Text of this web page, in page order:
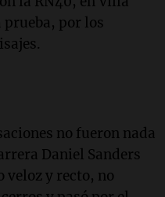
prueba, por los
no fueron nada
Daniel Sanders
veloz y recto, no